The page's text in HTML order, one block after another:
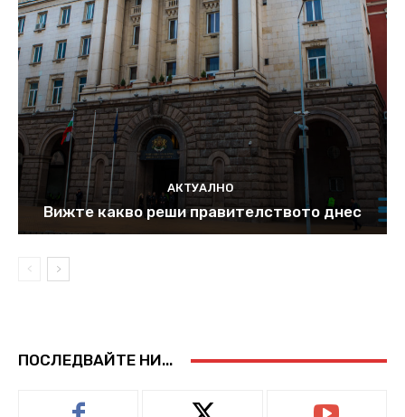
АКТУАЛНО
Вижте какво реши правителството днес
ПОСЛЕДВАЙТЕ НИ...